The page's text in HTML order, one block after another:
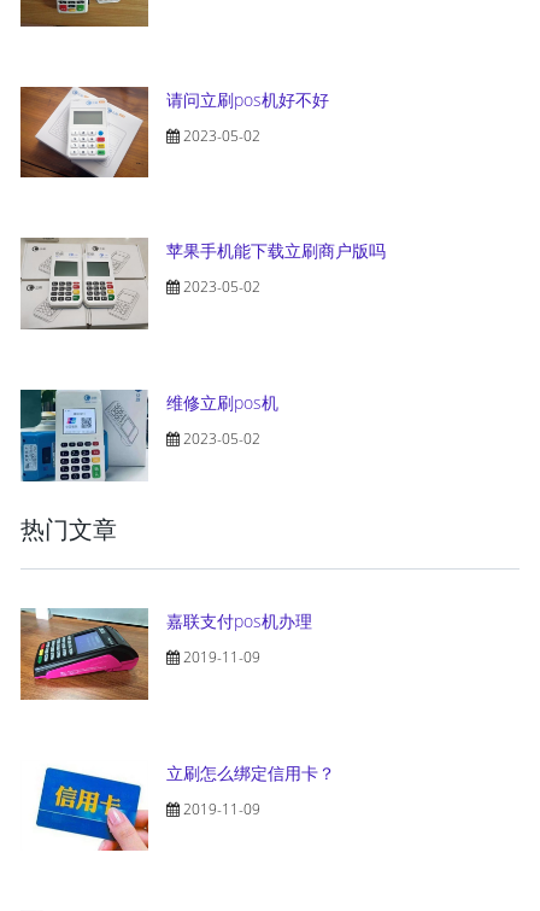
请问立刷pos机好不好
2023-05-02
苹果手机能下载立刷商户版吗
2023-05-02
维修立刷pos机
2023-05-02
热门文章
嘉联支付pos机办理
2019-11-09
立刷怎么绑定信用卡？
2019-11-09